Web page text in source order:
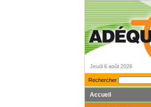
Jeudi 6 août 2026
Rechercher
Accueil